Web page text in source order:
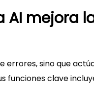
AI mejora
errores, sino que
funciones clave